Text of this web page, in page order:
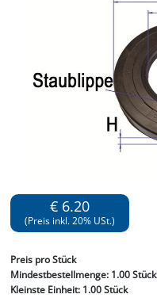
€ 6.20
(Preis inkl. 20% USt.)
Preis pro Stück
Mindestbestellmenge: 1.00 Stück
Kleinste Einheit:1.00 Stück